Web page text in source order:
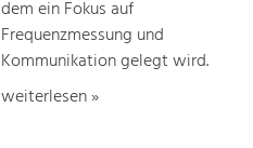
dem ein Fokus auf
Frequenzmessung und
Kommunikation gelegt wird.
weiterlesen »